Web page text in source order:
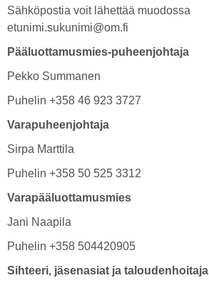
Sähköpostia voit lähettää muodossa
etunimi.sukunimi@om.fi
Pääluottamusmies-puheenjohtaja
Pekko Summanen
Puhelin +358 46 923 3727
Varapuheenjohtaja
Sirpa Marttila
Puhelin +358 50 525 3312
Varapääluottamusmies
Jani Naapila
Puhelin +358 504420905
Sihteeri, jäsenasiat ja taloudenhoitaja